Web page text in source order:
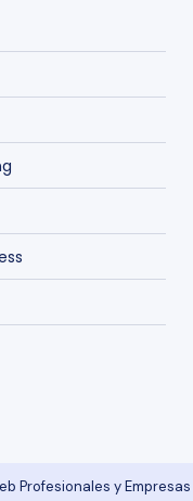
Profesionales y Empresas